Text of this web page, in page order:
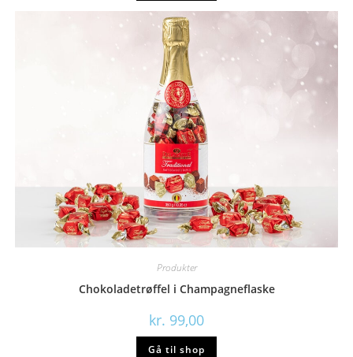
Produkter
Chokoladetrøffel i Champagneflaske
kr. 99,00
Gå til shop